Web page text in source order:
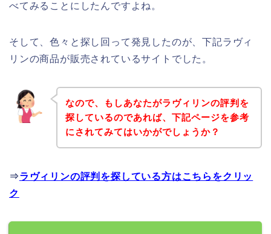
べてみることにしたんですよね。
そして、色々と探し回って発見したのが、下記ラヴィ
リンの商品が販売されているサイトでした。
なので、もしあなたがラヴィリンの評判を
探しているのであれば、下記ページを参考
にされてみてはいかがでしょうか？
⇒ラヴィリンの評判を探している方はこちらをクリッ
ク